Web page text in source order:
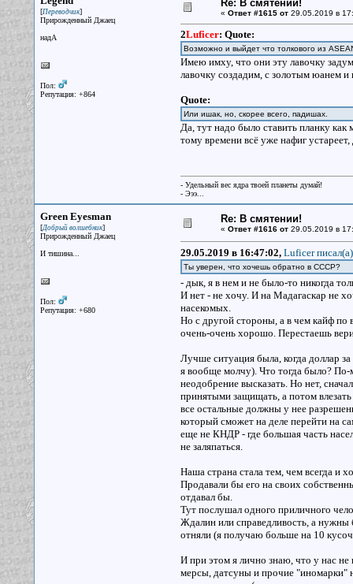
[Переводчик]
Прирожденный Джаец
надА
Пол:
Репутация: +864
Re: В смятении!
« Ответ #1615 от29.05.2019 в
2Luficer: Quote:
Возможно и выйдет что толкового из
Имею имху, что они эту лавочку
лавочку создадим, с золотым юанем
Quote:
Или ишак, но, скорее всего, падишах.
Да, тут надо было ставить планку
тому времени всё уже нафиг
- Удельный вес ядра твоей планеты думай!
- Эээ...
Green Eyesman
[Добрый волшебник]
Прирожденный Джаец
И тишина...
Пол:
Репутация: +680
Re: В смятении!
« Ответ #1616 от29.05.2019 в
29.05.2019 в 16:47:02, Luficer писал(a)
Ты уверен, что хочешь обратно в СССР?
- дык, я в нем и не было-то никогда
И нет - не хочу. И на Мадагаскар не
насекомых.
Но с другой стороны, а в чем кайф по
очень-очень хорошо. Перестаешь
Лучше ситуация была, когда доллар
я вообще молчу). Что тогда было? По-
неодобрение высказать. Но нет,
принятыми защищать, а потом влезать
все остальные должны у нее
который сможет на деле перейти на
еще не КНДР - где большая часть
не заляпаться.
Наша страна стала тем, чем всегда и
Продавали бы его на своих
отдавал бы.
Тут послушал одного приличного
Ждалин или справедливость, а нужны
отняли (я получаю больше на 10
И при этом я лично знаю, что у нас не
мерсы, датсуны и прочие "иномарки"